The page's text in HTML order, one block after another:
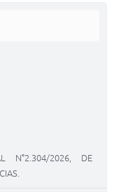
N°2.304/2026, DE